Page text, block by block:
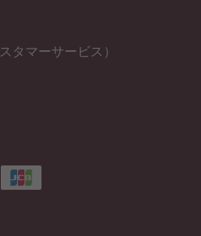
タマーサービス）